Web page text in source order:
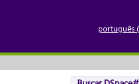
português